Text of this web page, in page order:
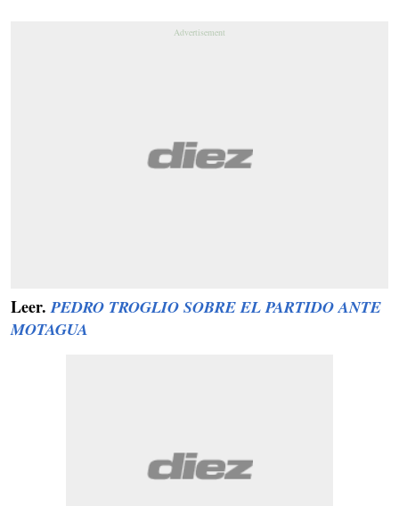
Leer.PEDRO TROGLIO SOBRE EL PARTIDO ANTE
MOTAGUA